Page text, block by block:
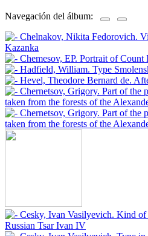
Navegación del álbum: